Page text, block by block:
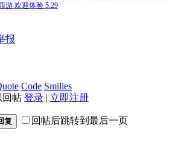
游 欢迎体验 5.29
报
Code Smilies
回帖 登录 | 立即注册
复 回帖后跳转到最后一页